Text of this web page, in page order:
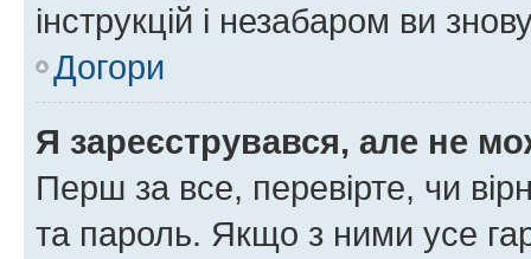
інструкцій і незабаром ви
Догори
Я зареєструвався, але не
Перш за все, перевірте, чи
та пароль. Якщо з ними усе